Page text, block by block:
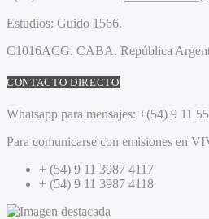
Estudios: Guido 1566.
C1016ACG. CABA. República
CONTACTO DIRECTO
Whatsapp para mensajes: +(54) 9 11
Para comunicarse con emisiones en
+ (54) 9 11 3987 4117
+ (54) 9 11 3987 4118